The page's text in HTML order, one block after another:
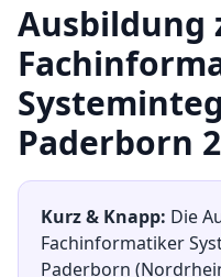
Ausbildung
Paderborn
Kurz & Knapp: Die
Fachinformatiker
Paderborn (